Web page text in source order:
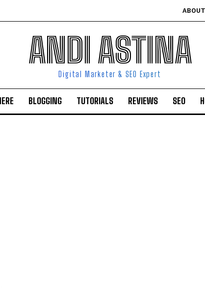
ABOUT
ANDI ASTINA
Digital Marketer & SEO Expert
BLOGGING TUTORIALS REVIEWS SEO